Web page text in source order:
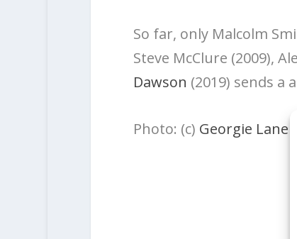
So far, only Malcolm
Steve McClure (2009),
Dawson (2019) sends a
Photo: (c) Georgie Lane